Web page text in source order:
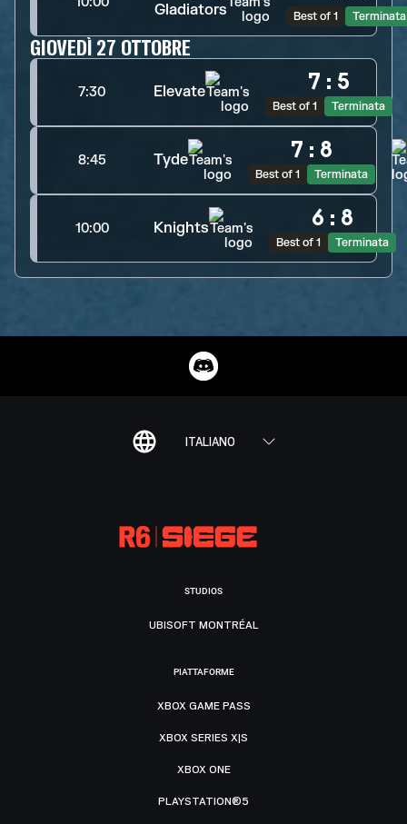
Gladiators
Best of 1 Terminata
GIOVEDÌ 27 OTTOBRE
7:30 Elevate 7 : 5
Best of 1 Terminata
8:45 Tyde 7 : 8
Best of 1 Terminata
10:00 Knights 6 : 8
Best of 1 Terminata
ITALIANO
STUDIOS
UBISOFT MONTRÉAL
PIATTAFORME
XBOX GAME PASS
XBOX SERIES X|S
XBOX ONE
PLAYSTATION®5